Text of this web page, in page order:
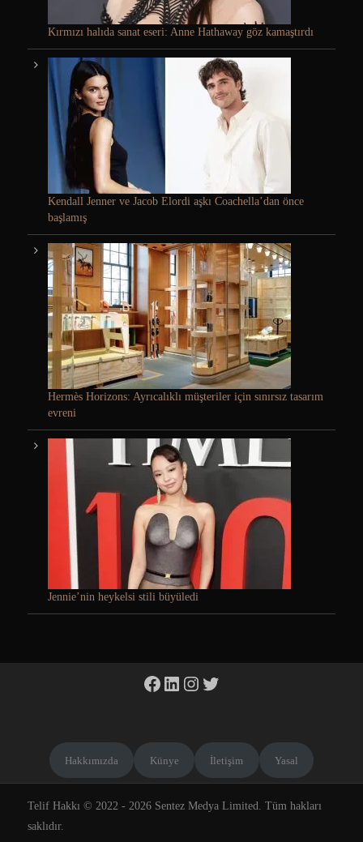
Kırmızı halıda sanat eseri: Anne Hathaway göz kamaştırdı
Kendall Jenner ve Jacob Elordi aşkı Coachella’dan önce
başlamış
Hermès Horizons: Ayrıcalıklı müşteriler için sınırsız tasarım
evreni
Jennie’nin heykelsi stili büyüledi
Facebook
LinkedIn
Instagram
Twitter
Hakkımızda Künye İletişim Yasal
Telif Hakkı © 2022 - 2026 Sentez Medya Limited. Tüm hakları
saklıdır.